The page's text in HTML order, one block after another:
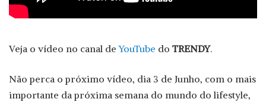
Veja o vídeo no canal deYouTube do TRENDY.
Não perca o próximo vídeo, dia 3 de Junho, com o mais
importante da próxima semana do mundo do lifestyle,